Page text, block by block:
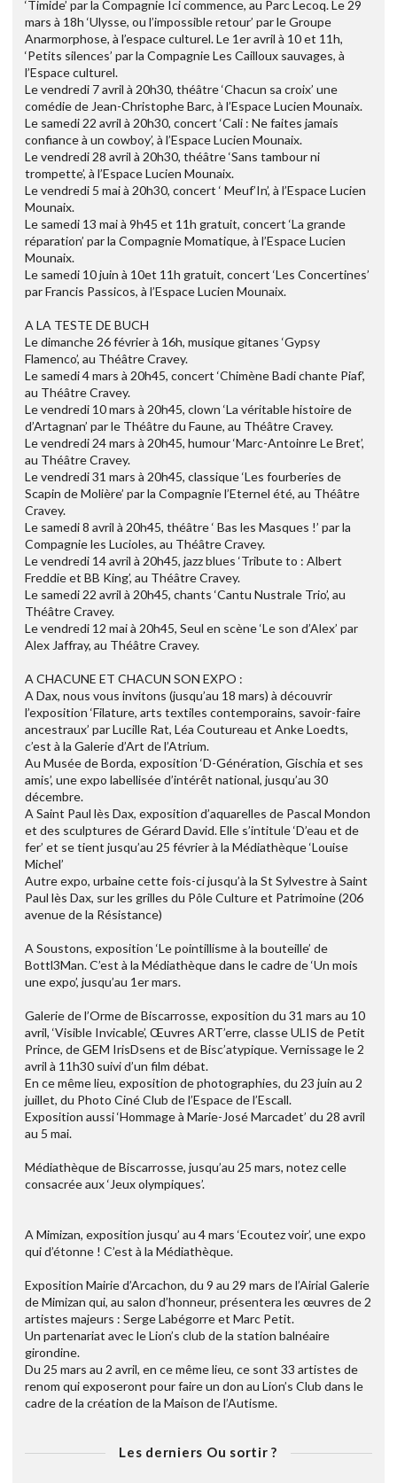
‘Timide’ par la Compagnie Ici commence, au Parc Lecoq. Le 29
mars à 18h ‘Ulysse, ou l’impossible retour’ par le Groupe
Anarmorphose, à l’espace culturel. Le 1er avril à 10 et 11h,
‘Petits silences’ par la Compagnie Les Cailloux sauvages, à
l’Espace culturel.
Le vendredi 7 avril à 20h30, théâtre ‘Chacun sa croix’ une
comédie de Jean-Christophe Barc, à l’Espace Lucien Mounaix.
Le samedi 22 avril à 20h30, concert ‘Cali : Ne faites jamais
confiance à un cowboy’, à l’Espace Lucien Mounaix.
Le vendredi 28 avril à 20h30, théâtre ‘Sans tambour ni
trompette’, à l’Espace Lucien Mounaix.
Le vendredi 5 mai à 20h30, concert ‘ Meuf’In’, à l’Espace Lucien
Mounaix.
Le samedi 13 mai à 9h45 et 11h gratuit, concert ‘La grande
réparation’ par la Compagnie Momatique, à l’Espace Lucien
Mounaix.
Le samedi 10 juin à 10et 11h gratuit, concert ‘Les Concertines’
par Francis Passicos, à l’Espace Lucien Mounaix.
A LA TESTE DE BUCH
Le dimanche 26 février à 16h, musique gitanes ‘Gypsy
Flamenco’, au Théâtre Cravey.
Le samedi 4 mars à 20h45, concert ‘Chimène Badi chante Piaf’,
au Théâtre Cravey.
Le vendredi 10 mars à 20h45, clown ‘La véritable histoire de
d’Artagnan’ par le Théâtre du Faune, au Théâtre Cravey.
Le vendredi 24 mars à 20h45, humour ‘Marc-Antoinre Le Bret’,
au Théâtre Cravey.
Le vendredi 31 mars à 20h45, classique ‘Les fourberies de
Scapin de Molière’ par la Compagnie l’Eternel été, au Théâtre
Cravey.
Le samedi 8 avril à 20h45, théâtre ‘ Bas les Masques !’ par la
Compagnie les Lucioles, au Théâtre Cravey.
Le vendredi 14 avril à 20h45, jazz blues ‘Tribute to : Albert
Freddie et BB King’, au Théâtre Cravey.
Le samedi 22 avril à 20h45, chants ‘Cantu Nustrale Trio’, au
Théâtre Cravey.
Le vendredi 12 mai à 20h45, Seul en scène ‘Le son d’Alex’ par
Alex Jaffray, au Théâtre Cravey.
A CHACUNE ET CHACUN SON EXPO :
A Dax, nous vous invitons (jusqu’au 18 mars) à découvrir
l’exposition ‘Filature, arts textiles contemporains, savoir-faire
ancestraux’ par Lucille Rat, Léa Coutureau et Anke Loedts,
c’est à la Galerie d’Art de l’Atrium.
Au Musée de Borda, exposition ‘D-Génération, Gischia et ses
amis’, une expo labellisée d’intérêt national, jusqu’au 30
décembre.
A Saint Paul lès Dax, exposition d’aquarelles de Pascal Mondon
et des sculptures de Gérard David. Elle s’intitule ‘D’eau et de
fer’ et se tient jusqu’au 25 février à la Médiathèque ‘Louise
Michel’
Autre expo, urbaine cette fois-ci jusqu’à la St Sylvestre à Saint
Paul lès Dax, sur les grilles du Pôle Culture et Patrimoine (206
avenue de la Résistance)
A Soustons, exposition ‘Le pointillisme à la bouteille’ de
Bottl3Man. C’est à la Médiathèque dans le cadre de ‘Un mois
une expo’, jusqu’au 1er mars.
Galerie de l’Orme de Biscarrosse, exposition du 31 mars au 10
avril, ‘Visible Invicable’, Œuvres ART’erre, classe ULIS de Petit
Prince, de GEM IrisDsens et de Bisc’atypique. Vernissage le 2
avril à 11h30 suivi d’un film débat.
En ce même lieu, exposition de photographies, du 23 juin au 2
juillet, du Photo Ciné Club de l’Espace de l’Escall.
Exposition aussi ‘Hommage à Marie-José Marcadet’ du 28 avril
au 5 mai.
Médiathèque de Biscarrosse, jusqu’au 25 mars, notez celle
consacrée aux ‘Jeux olympiques’.
A Mimizan, exposition jusqu’ au 4 mars ‘Ecoutez voir’, une expo
qui d’étonne ! C’est à la Médiathèque.
Exposition Mairie d’Arcachon, du 9 au 29 mars de l’Airial Galerie
de Mimizan qui, au salon d’honneur, présentera les œuvres de 2
artistes majeurs : Serge Labégorre et Marc Petit.
Un partenariat avec le Lion’s club de la station balnéaire
girondine.
Du 25 mars au 2 avril, en ce même lieu, ce sont 33 artistes de
renom qui exposeront pour faire un don au Lion’s Club dans le
cadre de la création de la Maison de l’Autisme.
Les derniers Ou sortir ?